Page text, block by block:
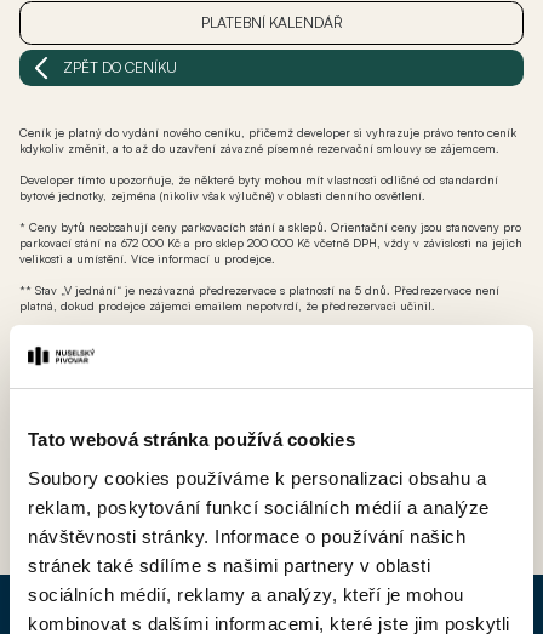
Tato webová stránka používá cookies
Soubory cookies používáme k personalizaci obsahu a
reklam, poskytování funkcí sociálních médií a analýze
návštěvnosti stránky. Informace o používání našich
stránek také sdílíme s našimi partnery v oblasti
sociálních médií, reklamy a analýzy, kteří je mohou
kombinovat s dalšími informacemi, které jste jim poskytli
PLATEBNÍ KALENDÁŘ
ZPĚT DO CENÍKU
Ceník je platný do vydání nového ceníku, přičemž developer si vyhrazuje právo tento ceník
kdykoliv změnit, a to až do uzavření závazné písemné rezervační smlouvy se zájemcem.
Developer tímto upozorňuje, že některé byty mohou mít vlastnosti odlišné od standardní
bytové jednotky, zejména (nikoliv však výlučně) v oblasti denního osvětlení.
* Ceny bytů neobsahují ceny parkovacích stání a sklepů. Orientační ceny jsou stanoveny pro
parkovací stání na 672 000 Kč a pro sklep 200 000 Kč včetně DPH, vždy v závislosti na jejich
velikosti a umístění. Více informací u prodejce.
** Stav „V jednání“ je nezávazná předrezervace s platností na 5 dnů. Předrezervace není
platná, dokud prodejce zájemci emailem nepotvrdí, že předrezervaci učinil.
možností odpočtu DPH).
ZPĚT DO CENÍKU